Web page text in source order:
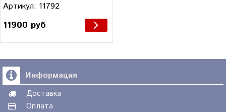
Артикул: 11792
11900 руб
Информация
Доставка
Оплата